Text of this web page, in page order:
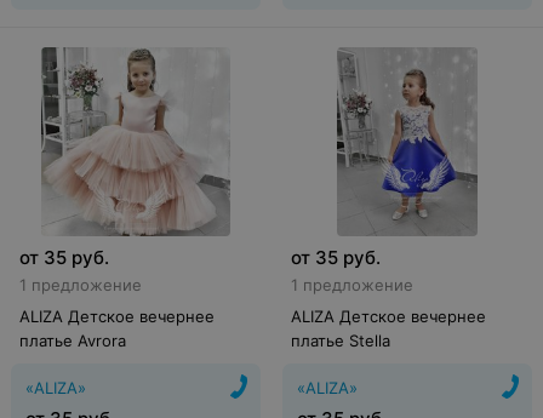
от 35 руб.
1 предложение
ALIZA Детское вечернее
платье Avrora
«ALIZA»
от 35 руб.
1 предложение
ALIZA Детское вечернее
платье Stella
«ALIZA»